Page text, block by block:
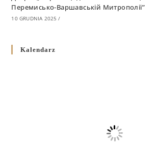
Перемисько-Варшавській Митрополії”
10 GRUDNIA 2025 /
григоріанським календарем
Душпастирський план Вроцлавсько-
Kalendarz